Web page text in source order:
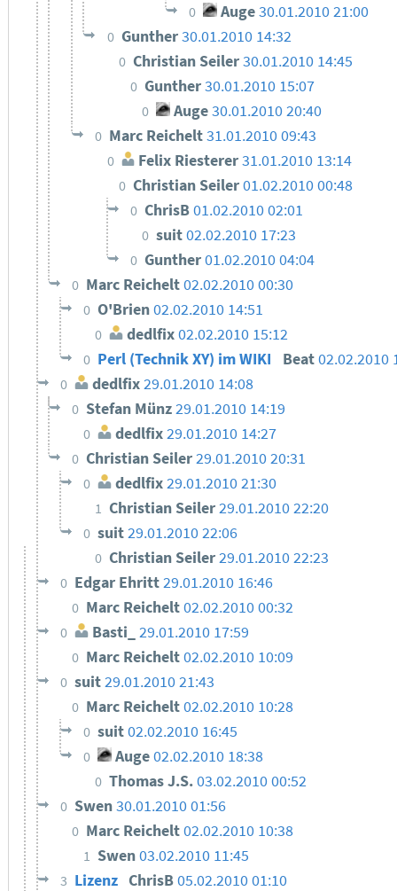
0 Auge30.01.2010 21:00
0 Gunther30.01.2010 14:32
0 Christian Seiler30.01.2010 14:45
0 Gunther30.01.2010 15:07
0 Auge30.01.2010 20:40
0 Marc Reichelt31.01.2010 09:43
0 Felix Riesterer31.01.2010 13:14
0 Christian Seiler01.02.2010 00:48
0 ChrisB01.02.2010 02:01
0 suit02.02.2010 17:23
0 Gunther01.02.2010 04:04
0 Marc Reichelt02.02.2010 00:30
0 O'Brien02.02.2010 14:51
0 dedlfix02.02.2010 15:12
0 Perl (Technik XY) im WIKI Beat02.02.2010
0 dedlfix 29.01.2010 14:08
0 Stefan Münz29.01.2010 14:19
0 dedlfix29.01.2010 14:27
0 Christian Seiler29.01.2010 20:31
0 dedlfix29.01.2010 21:30
1 Christian Seiler29.01.2010 22:20
0 suit29.01.2010 22:06
0 Christian Seiler29.01.2010 22:23
0 Edgar Ehritt29.01.2010 16:46
0 Marc Reichelt02.02.2010 00:32
0 Basti_ 29.01.2010 17:59
0 Marc Reichelt02.02.2010 10:09
0 suit29.01.2010 21:43
0 Marc Reichelt02.02.2010 10:28
0 suit02.02.2010 16:45
0 Auge02.02.2010 18:38
0 Thomas J.S.03.02.2010 00:52
0 Swen30.01.2010 01:56
0 Marc Reichelt02.02.2010 10:38
1 Swen03.02.2010 11:45
3 Lizenz ChrisB05.02.2010 01:10